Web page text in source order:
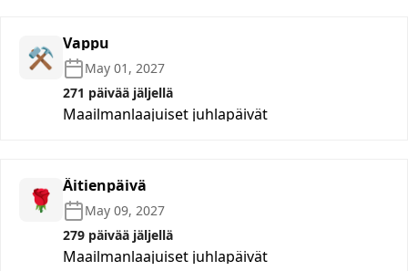
⚒️ Vappu
May 01, 2027
271 päivää jäljellä
Maailmanlaajuiset juhlapäivät
🌹 Äitienpäivä
May 09, 2027
279 päivää jäljellä
Maailmanlaajuiset juhlapäivät